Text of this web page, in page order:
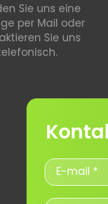
Sie uns eine
per Mail oder
Sie uns